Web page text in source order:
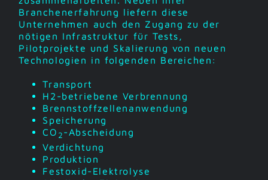
Branchenerfahrung liefern diese
Unternehmen auch den Zugang zu der
nötigen Infrastruktur für Tests,
Pilotprojekte und Skalierung von neuen
Technologien in folgenden Bereichen:
Transport
H2-betriebene Verbrennung
Brennstoffzellenanwendung
Speicherung
CO 2-Abscheidung
Verdichtung
Produktion
Festoxid-Elektrolyse